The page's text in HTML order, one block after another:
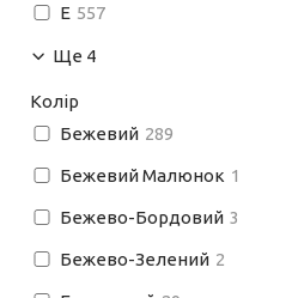
E 557
Ще 4
Колір
Бежевий 289
Бежевий Малюнок 1
Бежево-Бордовий 3
Бежево-Зелений 2